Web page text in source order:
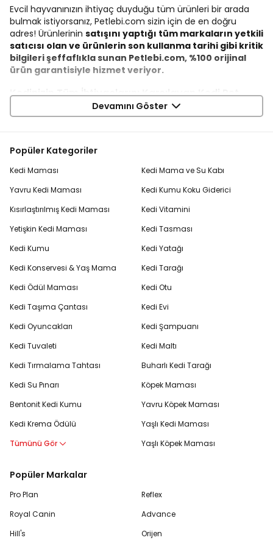
Evcil hayvanınızın ihtiyaç duyduğu tüm ürünleri bir arada
bulmak istiyorsanız, Petlebi.com sizin için de en doğru
adres! Ürünlerinin satışını yaptığı tüm markaların yetkili
satıcısı olan ve ürünlerin son kullanma tarihi gibi kritik
bilgileri şeffaflıkla sunan Petlebi.com, %100 orijinal
ürün garantisiyle hizmet veriyor.
Kedinizin Tüm İhtiyaçlarını Karşılayan Kedi Pet
rahatlık içinkedi kumları
ve yatakları; bakım ve sağlık için kedi şampuanları
eğlenceli kedi oyuncakları kedi taşıma çantaları
Köpek Pet Shop Ürünleri ile Köpeğinizin Konforu
mamaları, konforları ve mutlulukları içinköpek yatakları
köpek oyuncakları
, güvenlikleri içinköpek tasmaları
avantajlarıyla sizlerle buluşturuluyor.
Kuş Pet Shop Ürünleri ile Minik Kanatlara Büyük
Mutluluk
Kuş yemleri, kuş vitamin takviyeleri ve kafes ekipmanları ile
kanatlı dostlarınızın beslenme ve konfor ihtiyaçlarını eksiksiz
Kuş oyuncakları
gibi ürünlerle kuşunuzun gelişimine destek olabilirsiniz. Tek
ürünlerini keşfetmek.
Kemirgenlerin Konforunu Artıran Kemirgen Pet
kemirgen talaşları ve bakım malzemeleri ile minik
kemirgenlerin sağlığını, mutluluğunu ve konforunu
düşünülerek tasarlanmış
kemirgen ürünlerine
Devamını Göster
Popüler Kategoriler
Kedi Maması
Yavru Kedi Maması
Kısırlaştırılmış Kedi Maması
Yetişkin Kedi Maması
Kedi Kumu
Kedi Konservesi & Yaş Mama
Kedi Ödül Maması
Kedi Taşıma Çantası
Kedi Oyuncakları
Kedi Tuvaleti
Kedi Tırmalama Tahtası
Kedi Su Pınarı
Bentonit Kedi Kumu
Kedi Krema Ödülü
Tümünü Gör
Kedi Mama ve Su Kabı
Kedi Kumu Koku Giderici
Kedi Vitamini
Kedi Tasması
Kedi Yatağı
Kedi Tarağı
Kedi Otu
Kedi Evi
Kedi Şampuanı
Kedi Maltı
Buharlı Kedi Tarağı
Köpek Maması
Yavru Köpek Maması
Yaşlı Kedi Maması
Yaşlı Köpek Maması
Popüler Markalar
Pro Plan
Royal Canin
Hill's
Reflex
Advance
Orijen